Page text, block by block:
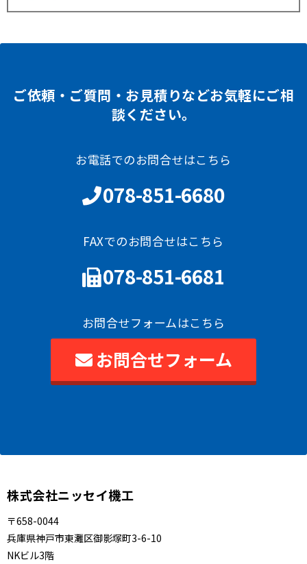
ご依頼・ご質問・お見積りなどお気軽にご相
談ください。
お電話でのお問合せはこちら
078-851-6680
FAXでのお問合せはこちら
078-851-6681
お問合せフォームはこちら
お問合せフォーム
株式会社ニッセイ機工
〒658-0044
兵庫県神戸市東灘区御影塚町3-6-10
NKビル3階